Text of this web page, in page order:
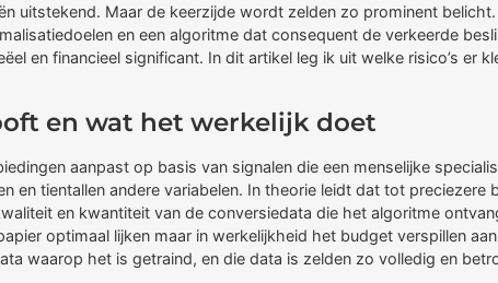
uitstekend. Maar de keerzijde wordt zelden zo prominent
en een algoritme dat consequent de verkeerde
en financieel significant. In dit artikel leg ik uit welke risico’s er
en wat het werkelijk doet
aanpast op basis van signalen die een menselijke
tientallen andere variabelen. In theorie leidt dat tot
en kwantiteit van de conversiedata die het algoritme
optimaal lijken maar in werkelijkheid het budget verspillen
waarop het is getraind, en die data is zelden zo volledig en